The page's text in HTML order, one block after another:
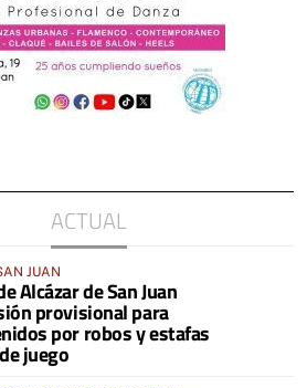
ACTUAL
JUAN
Alcázar de San Juan
provisional para
por robos y estafas
juego